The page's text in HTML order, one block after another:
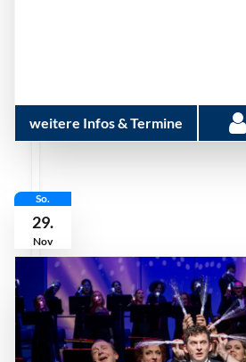
weitere Infos & Termine
So.
29.
Nov